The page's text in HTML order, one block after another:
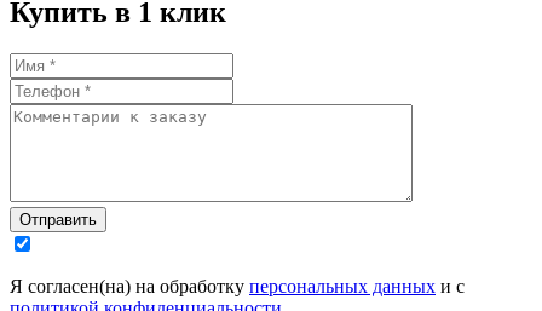
Купить в 1 клик
Отправить
Я согласен(на) на обработку персональных данных и с